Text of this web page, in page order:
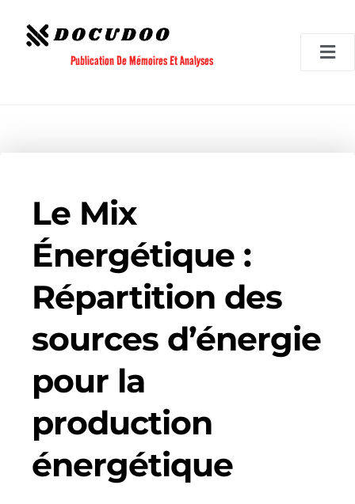
contenu
Publication De Mémoires Et Analyses
Le Mix
Énergétique :
Répartition des
sources d’énergie
pour la
production
énergétique